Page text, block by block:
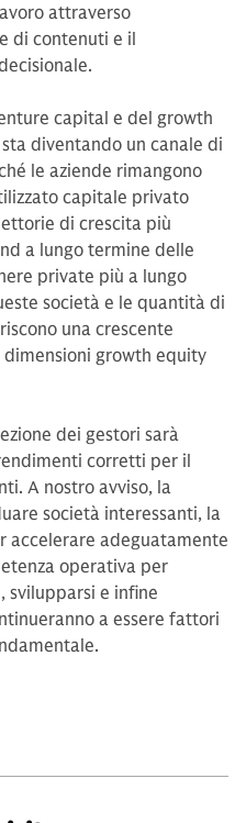
attraverso
di contenuti e il
capital e del growth
diventando un canale di
le aziende rimangono
capitale privato
di crescita più
a lungo termine delle
private più a lungo
società e le quantità di
una crescente
growth equity
dei gestori sarà
corretti per il
A nostro avviso, la
società interessanti, la
accelerare adeguatamente
operativa per
svilupparsi e infine
a essere fattori